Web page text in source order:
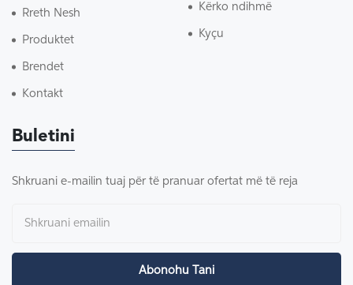
Rreth Nesh
Produktet
Brendet
Kontakt
Kërko ndihmë
Kyçu
Buletini
Shkruani e-mailin tuaj për të pranuar ofertat më të reja